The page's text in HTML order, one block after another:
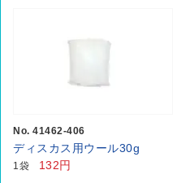
No. 41462-406
ディスカス用ウール30g
1袋 132円